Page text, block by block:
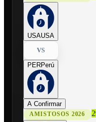
USAUSA
VS
PERPerú
A Confirmar
AMISTOSOS 2026